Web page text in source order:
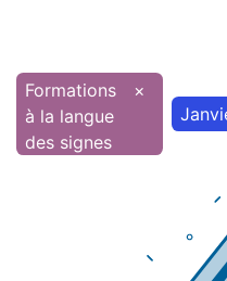
Formations
à la langue
des signes
×